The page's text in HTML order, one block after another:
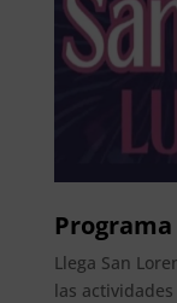
Programa
Llega San
las